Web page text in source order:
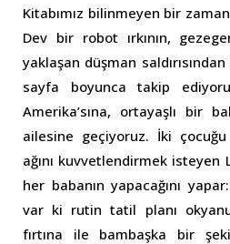
Kitabımız bilinmeyen bir
Dev bir robot ırkının,
yaklaşan düşman
sayfa boyunca takip
Amerika’sına, ortayaşlı bir
ailesine geçiyoruz. İki
ağını kuvvetlendirmek
her babanın yapacağını
var ki rutin tatil planı
fırtına ile bambaşka bir